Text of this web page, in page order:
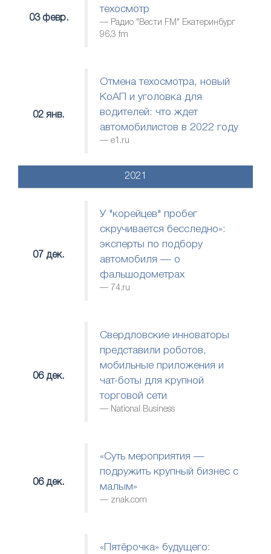
03 февр.
техосмотр
Радио "Вести FM" Екатеринбург
96,3 fm
02 янв.
Отмена техосмотра, новый
КоАП и уголовка для
водителей: что ждет
автомобилистов в 2022 году
е1.ru
2021
07 дек.
У "корейцев" пробег
скручивается бесследно»:
эксперты по подбору
автомобиля — о
фальшодометрах
74.ru
06 дек.
Свердловские инноваторы
представили роботов,
мобильные приложения и
чат-боты для крупной
торговой сети
National Business
06 дек.
«Суть мероприятия —
подружить крупный бизнес с
малым»
znak.com
«Пятёрочка» будущего: